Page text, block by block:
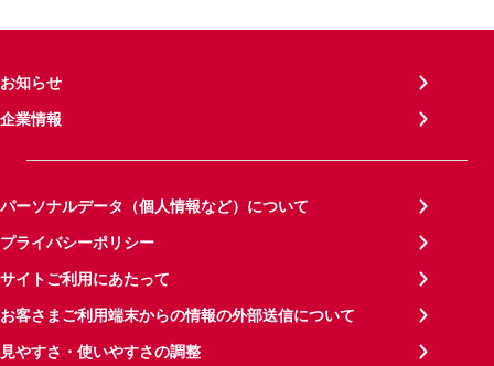
お知らせ
企業情報
パーソナルデータ（個人情報など）について
プライバシーポリシー
サイトご利用にあたって
お客さまご利用端末からの情報の外部送信について
見やすさ・使いやすさの調整